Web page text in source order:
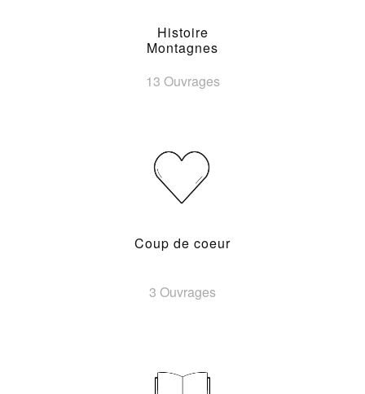
Histoire
Montagnes
13 Ouvrages
Coup de coeur
3 Ouvrages